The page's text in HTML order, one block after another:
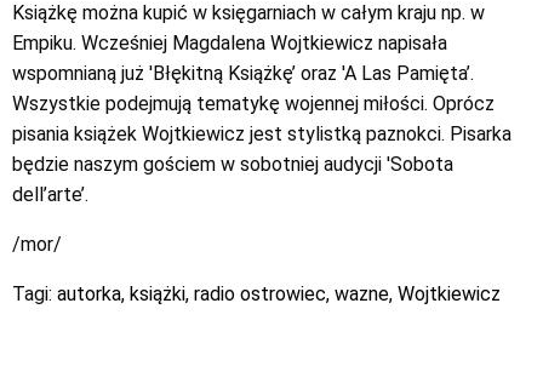
Książkę można kupić w księgarniach w całym kraju np. w
Empiku. Wcześniej Magdalena Wojtkiewicz napisała
wspomnianą już 'Błękitną Książkę’ oraz 'A Las Pamięta’.
Wszystkie podejmują tematykę wojennej miłości. Oprócz
pisania książek Wojtkiewicz jest stylistką paznokci. Pisarka
będzie naszym gościem w sobotniej audycji 'Sobota
dell’arte’.
/mor/
Tagi: autorka, książki, radio ostrowiec, wazne, Wojtkiewicz